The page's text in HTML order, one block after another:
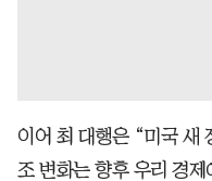
이어 최 대행은 “미국 새
조 변화는 향후 우리 경